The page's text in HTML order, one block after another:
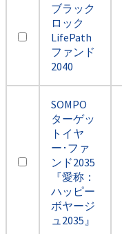
ブラック
ロック
LifePath
ファンド
2040
SOMPO
ターゲッ
トイヤ
ー･ファ
ンド2035
『愛称：
ハッピー
ボヤージ
ュ2035』